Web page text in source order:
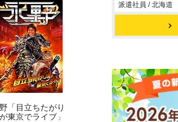
「目立ちたがり
東京でライブ」
派遣社員 / 北海道